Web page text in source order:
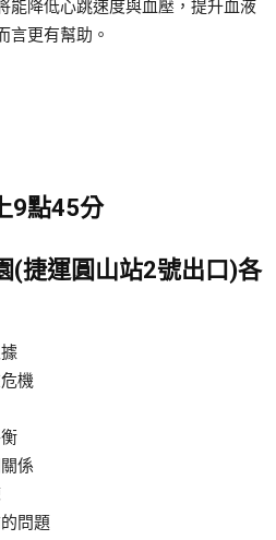
能降低心跳速度與血壓，提升血液
言更有幫助。
9點45分
(捷運圓山站2號出口)各
機
係
問題